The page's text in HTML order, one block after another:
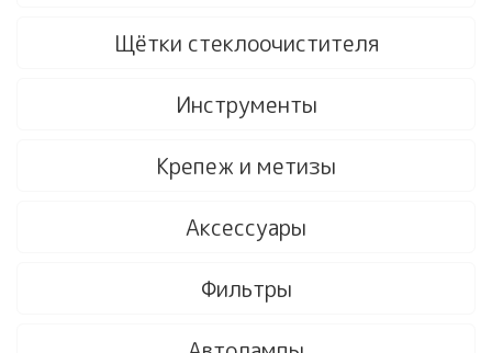
Щётки стеклоочистителя
Инструменты
Крепеж и метизы
Аксессуары
Фильтры